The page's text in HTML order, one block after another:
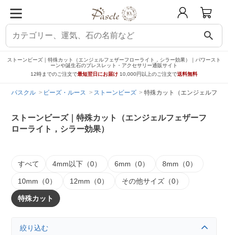
search
ストーンビーズ｜特殊カット（エンジェルフェザーフローライト，シラー効果）｜パワースト
ーンや誕生石のブレスレット・アクセサリー通販サイト
12時までのご注文で最短翌日にお届け 10,000円以上のご注文で送料無料
パスクル ビーズ・ルース ストーンビーズ 特殊カット（エンジェルフェ
ストーンビーズ｜特殊カット（エンジェルフェザーフ
ローライト，シラー効果）
すべて 4mm以下（0） 6mm（0） 8mm（0）
10mm（0） 12mm（0） その他サイズ（0）
特殊カット
絞り込む